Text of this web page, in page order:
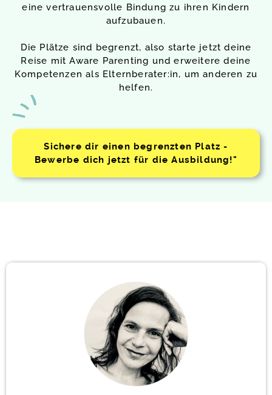
eine vertrauensvolle Bindung zu ihren Kindern
aufzubauen.
Die Plätze sind begrenzt, also starte jetzt deine
Reise mit Aware Parenting und erweitere deine
Kompetenzen als Elternberater:in, um anderen zu
helfen.
Sichere dir einen begrenzten Platz -
Bewerbe dich jetzt für die Ausbildung!"